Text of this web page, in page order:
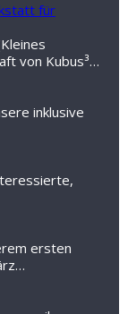
für
von Kubus³…
inklusive
ersten